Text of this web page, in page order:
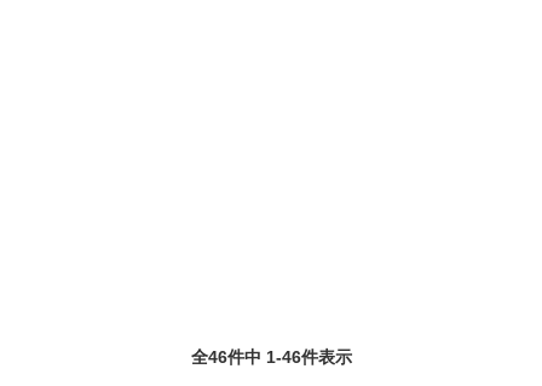
全46件中 1-46件表示